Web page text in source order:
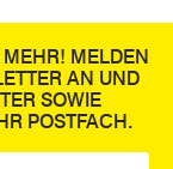
MELDEN
AN UND
SOWIE
POSTFACH.